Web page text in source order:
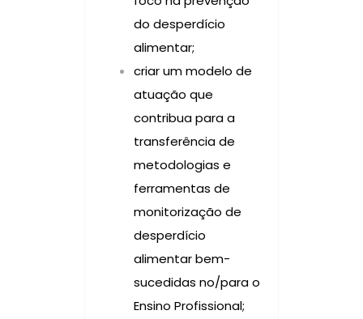
do desperdício
alimentar;
criar um modelo de
atuação que
contribua para a
transferência de
metodologias e
ferramentas de
monitorização de
desperdício
alimentar bem-
sucedidas no/para o
Ensino Profissional;